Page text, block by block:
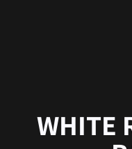
WHITE